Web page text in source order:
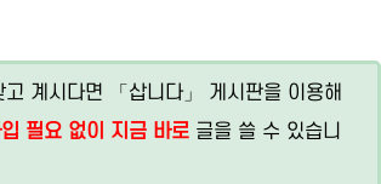
계시다면 「삽니다」 게시판을 이용해
필요 없이 지금 바로 글을 쓸 수 있습니